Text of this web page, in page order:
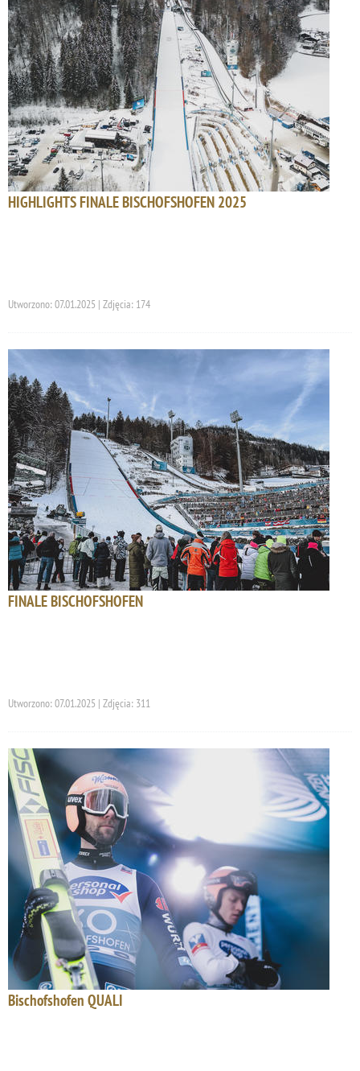
HIGHLIGHTS FINALE BISCHOFSHOFEN 2025
Utworzono: 07.01.2025 | Zdjęcia: 174
FINALE BISCHOFSHOFEN
Utworzono: 07.01.2025 | Zdjęcia: 311
Bischofshofen QUALI